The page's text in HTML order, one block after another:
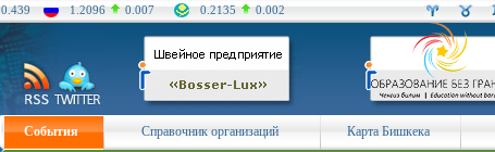
0.439 1.2096 0.007 0.2135 0.002
События Справочник организаций Карта Бишкека